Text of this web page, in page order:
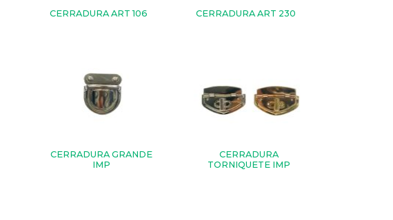
CERRADURA ART 106 CERRADURA ART 230
CERRADURA GRANDE
IMP
CERRADURA
TORNIQUETE IMP